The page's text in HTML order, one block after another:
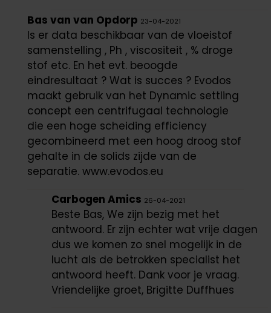
Bas van van Opdorp 23-04-2021
Is er data beschikbaar van de vloeistof
samenstelling , Ph , viscositeit , % droge
stof etc. En het evt. beoogde
eindresultaat ? Wat is succes ? Evodos
maakt gebruik van het Dynamic settling
concept een centrifugaal technologie
die een hoge scheiding efficiency
gecombineerd met een hoog droog stof
gehalte in de solids zijde van de
separatie. www.evodos.eu
Carbogen Amics 26-04-2021
Beste Bas, We zijn bezig met het
antwoord. Er zijn echter wat vrije dagen
dus we komen zo snel mogelijk in de
lucht als de betrokken specialist het
antwoord heeft. Dank voor je vraag.
Vriendelijke groet, Brigitte Duffhues